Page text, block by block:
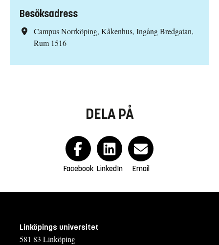
Besöksadress
Campus Norrköping, Kåkenhus, Ingång Bredgatan,
Rum 1516
DELA PÅ
Facebook LinkedIn Email
Linköpings universitet
581 83 Linköping